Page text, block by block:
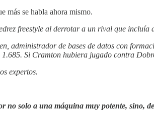
más se habla ahora mismo.
freestyle al derrotar a un rival que
administrador de bases de datos con
Si Cramton hubiera jugado contra
expertos.
no solo a una máquina muy potente, sino,